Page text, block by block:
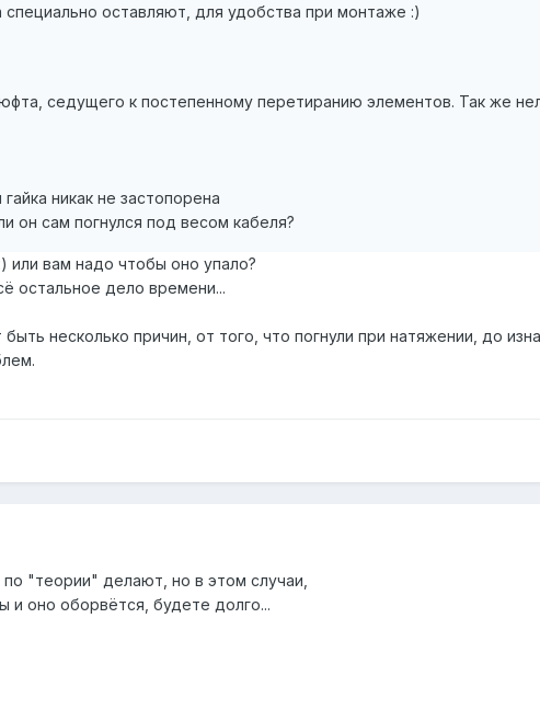
оставляют, для удобства при монтаже :)
седущего к постепенному перетиранию элементов. Так же
никак не застопорена
он сам погнулся под весом кабеля?
или вам надо чтобы оно упало?
остальное дело времени...
несколько причин, от того, что погнули при натяжении, до
по "теории" делают, но в этом случаи,
и оно оборвётся, будете долго...